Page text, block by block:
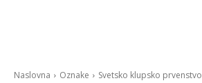
Naslovna Oznake Svetsko klupsko prvenstvo